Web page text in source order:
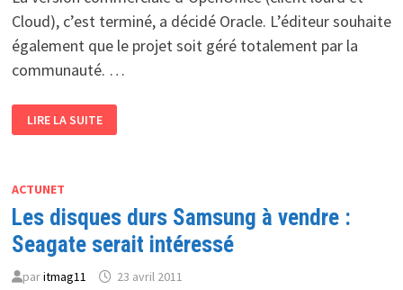
Cloud), c’est terminé, a décidé Oracle. L’éditeur souhaite
également que le projet soit géré totalement par la
communauté. …
RENONCE
À
LIRE LA SUITE
ACTUNET
Les disques durs Samsung à vendre :
Seagate serait intéressé
paritmag11 23 avril 2011